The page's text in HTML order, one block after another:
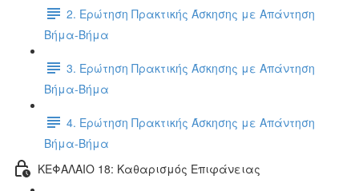
2. Ερώτηση Πρακτικής Άσκησης με Απάντηση
Βήμα-Βήμα
3. Ερώτηση Πρακτικής Άσκησης με Απάντηση
Βήμα-Βήμα
4. Ερώτηση Πρακτικής Άσκησης με Απάντηση
Βήμα-Βήμα
ΚΕΦΑΛΑΙΟ 18: Καθαρισμός Επιφάνειας